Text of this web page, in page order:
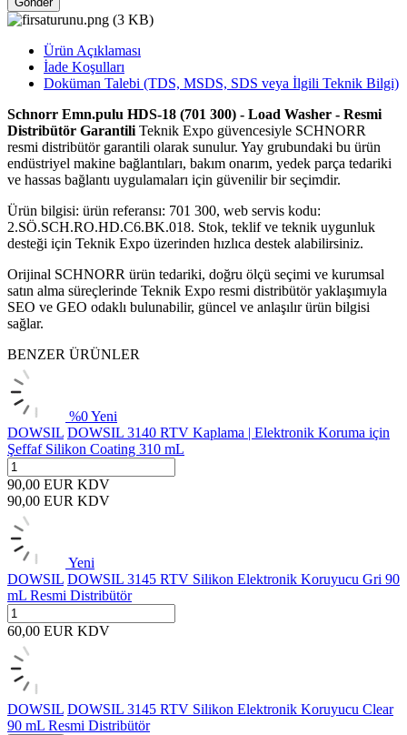
Ürün Açıklaması
İade Koşulları
Doküman Talebi (TDS, MSDS, SDS veya İlgili Teknik Bilgi)
Schnorr Emn.pulu HDS-18 (701 300) - Load Washer - Resmi
Distribütör Garantili Teknik Expo güvencesiyle SCHNORR
resmi distribütör garantili olarak sunulur. Yay grubundaki bu ürün
endüstriyel makine bağlantıları, bakım onarım, yedek parça tedariki
ve hassas bağlantı uygulamaları için güvenilir bir seçimdir.
Ürün bilgisi: ürün referansı: 701 300, web servis kodu:
2.SÖ.SCH.RO.HD.C6.BK.018. Stok, teklif ve teknik uygunluk
desteği için Teknik Expo üzerinden hızlıca destek alabilirsiniz.
Orijinal SCHNORR ürün tedariki, doğru ölçü seçimi ve kurumsal
satın alma süreçlerinde Teknik Expo resmi distribütör yaklaşımıyla
SEO ve GEO odaklı bulunabilir, güncel ve anlaşılır ürün bilgisi
sağlar.
BENZER ÜRÜNLER
%0Yeni
DOWSIL DOWSIL 3140 RTV Kaplama | Elektronik Koruma için
Şeffaf Silikon Coating 310 mL
90,00 EUR KDV
90,00 EUR KDV
Yeni
DOWSIL DOWSIL 3145 RTV Silikon Elektronik Koruyucu Gri 90
mL Resmi Distribütör
60,00 EUR KDV
DOWSIL DOWSIL 3145 RTV Silikon Elektronik Koruyucu Clear
90 mL Resmi Distribütör